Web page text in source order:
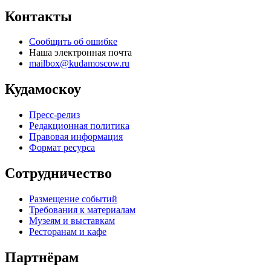
Контакты
Сообщить об ошибке
Наша электронная почта
mailbox@kudamoscow.ru
Кудамоскоу
Пресс-релиз
Редакционная политика
Правовая информация
Формат ресурса
Сотрудничество
Размещение событий
Требования к материалам
Музеям и выставкам
Ресторанам и кафе
Партнёрам